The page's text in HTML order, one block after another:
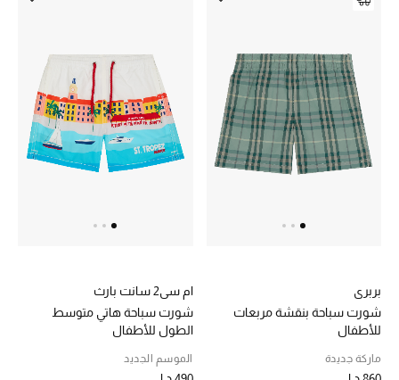
بربري
شورت سباحة بنقشة مربعات
للأطفال
ماركة جديدة
ام سي2 سانت بارث
شورت سباحة هاتي متوسط
الطول للأطفال
الموسم الجديد